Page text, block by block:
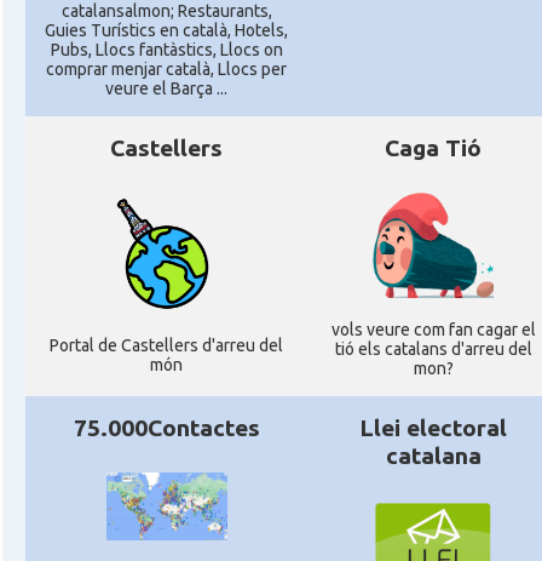
catalansalmon; Restaurants,
Guies Turístics en català, Hotels,
Pubs, Llocs fantàstics, Llocs on
comprar menjar català, Llocs per
veure el Barça ...
Castellers
Portal de Castellers d'arreu del
món
Caga Tió
vols veure com fan cagar el
tió els catalans d'arreu del
mon?
75.000Contactes
Llei electoral
catalana